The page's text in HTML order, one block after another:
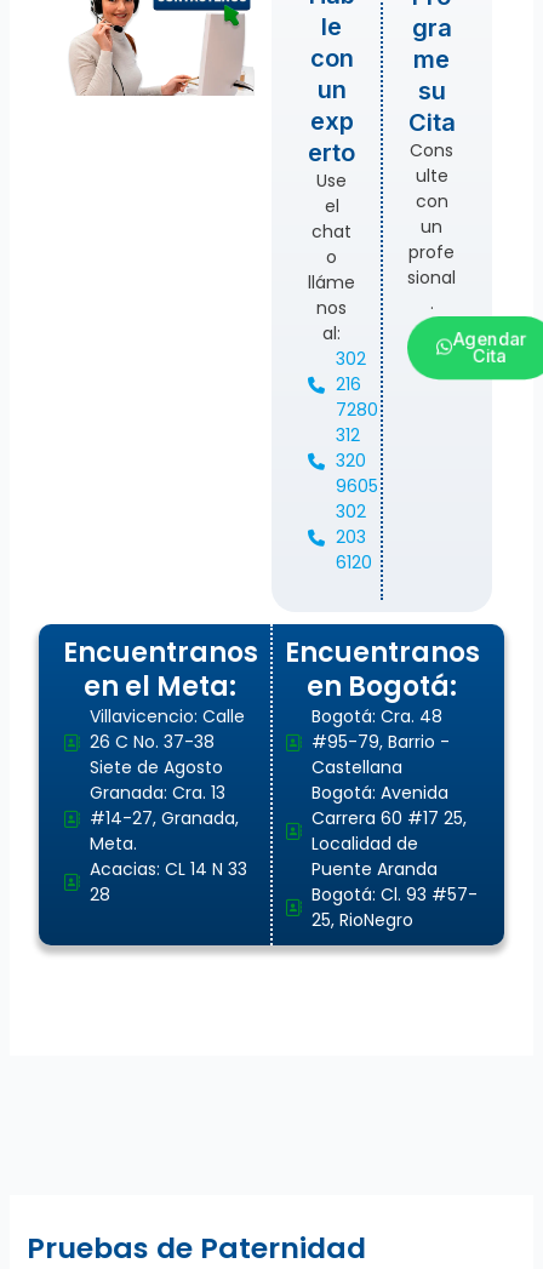
Pruebas de Paternidad
le
con
un
exp
erto
Use
el
chat
o
lláme
nos
al:
302
216
7280
312
320
9605
302
203
6120
gra
me
su
Cita
Cons
ulte
con
un
profe
sional
.
Agendar
Cita
Encuentranos
en el Meta:
Villavicencio: Calle
26 C No. 37-38
Siete de Agosto
Granada: Cra. 13
#14-27, Granada,
Meta.
Acacias: CL 14 N 33
28
Encuentranos
en Bogotá:
Bogotá: Cra. 48
#95-79, Barrio -
Castellana
Bogotá: Avenida
Carrera 60 #17 25,
Localidad de
Puente Aranda
Bogotá: Cl. 93 #57-
25, RioNegro